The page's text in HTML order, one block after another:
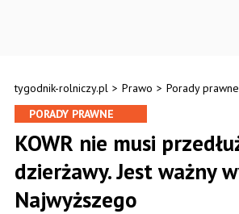
tygodnik-rolniczy.pl > Prawo > Porady prawne
PORADY PRAWNE
KOWR nie musi
dzierżawy. Jest ważny
Najwyższego